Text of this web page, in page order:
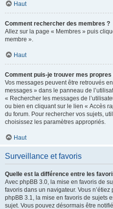
Haut
Comment rechercher des membres ?
Allez sur la page « Membres » puis
membre ».
Haut
Comment puis-je trouver mes
Vos messages peuvent être retrouvés
messages » dans le panneau de
« Rechercher les messages de
ou bien en cliquant sur le lien « Accès
du forum. Pour rechercher vos sujets,
choisissez les paramètres appropriés.
Haut
Surveillance et favoris
Quelle est la différence entre les
Avec phpBB 3.0, la mise en favoris de
favoris dans un navigateur. Vous
phpBB 3.1, la mise en favoris de sujets
sujet. Vous pouvez désormais être